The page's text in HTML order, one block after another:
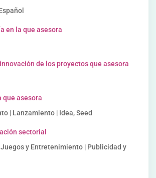
en la que asesora
de los proyectos que asesora
que asesora
| Lanzamiento | Idea, Seed
sectorial
Juegos y Entretenimiento | Publicidad y